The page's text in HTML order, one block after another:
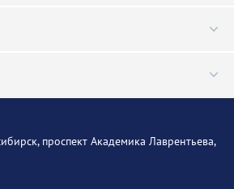
проспект Академика Лаврентьева,